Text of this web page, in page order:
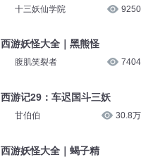
十三妖仙学院 9250
西游妖怪大全｜黑熊怪
腹肌笑裂者 7404
西游记29：车迟国斗三妖
甘伯伯 30.8万
西游妖怪大全｜蝎子精